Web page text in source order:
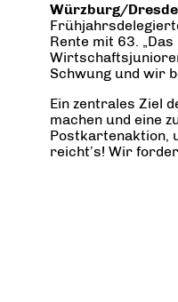
Würzburg/
Rente mit 63.
Schwung und wir
Ein zentrales Ziel
machen und eine
Postkartenaktion,
reicht’s! Wir